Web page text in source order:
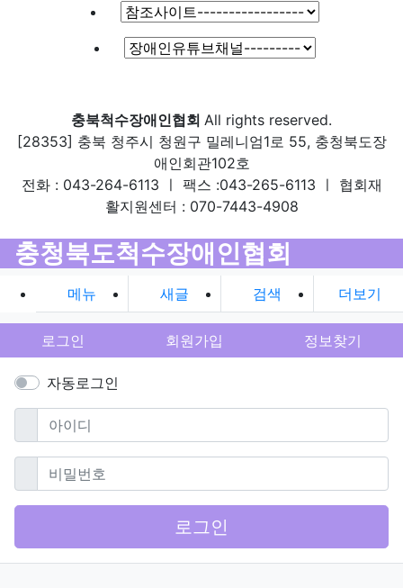
충북척수장애인협회 All rights reserved.
[28353] 충북 청주시 청원구 밀레니엄1로 55, 충청북도장
애인회관102호
전화 : 043-264-6113 ㅣ 팩스 :043-265-6113 ㅣ 협회재
활지원센터 : 070-7443-4908
충청북도척수장애인협회
메뉴 새글 검색 더보기
로그인 회원가입 정보찾기
자동로그인
아이디필수
비밀번호필수
로그인